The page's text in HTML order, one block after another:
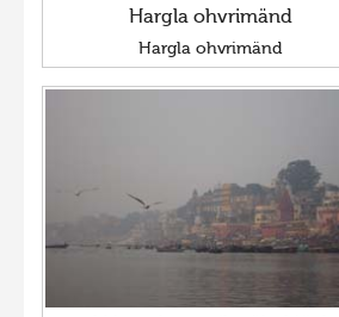
Hargla ohvrimänd
Hargla ohvrimänd